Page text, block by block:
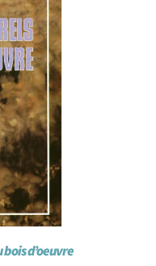
d’oeuvre